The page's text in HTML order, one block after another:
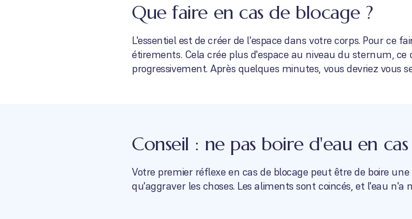
Que faire en cas de blocage ?
L'essentiel est de créer de l'espace dans votre corps. Pour ce
étirements. Cela crée plus d'espace au niveau du sternum,
progressivement. Après quelques minutes, vous devriez vous
Conseil : ne pas boire d'eau en
Votre premier réflexe en cas de blocage peut être de boire
qu'aggraver les choses. Les aliments sont coincés, et l'eau